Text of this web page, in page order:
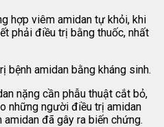
hợp viêm amidan tự khỏi, khi
phải điều trị bằng thuốc, nhất
bệnh amidan bằng kháng sinh.
nặng cần phẫu thuật cắt bỏ,
những người điều trị amidan
đã gây ra biến chứng.